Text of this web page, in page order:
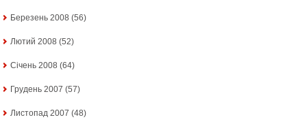
Березень 2008 (56)
Лютий 2008 (52)
Січень 2008 (64)
Грудень 2007 (57)
Листопад 2007 (48)